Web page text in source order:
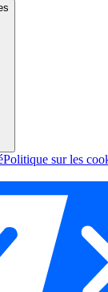
Politique sur les